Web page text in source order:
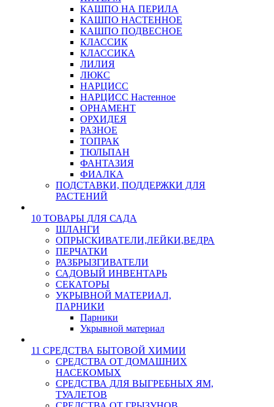
КАШПО НА ПЕРИЛА
КАШПО НАСТЕННОЕ
КАШПО ПОДВЕСНОЕ
КЛАССИК
КЛАССИКА
ЛИЛИЯ
ЛЮКС
НАРЦИСС
НАРЦИСС Настенное
ОРНАМЕНТ
ОРХИДЕЯ
РАЗНОЕ
ТОПРАК
ТЮЛЬПАН
ФАНТАЗИЯ
ФИАЛКА
ПОДСТАВКИ, ПОДДЕРЖКИ ДЛЯ
РАСТЕНИЙ
10 ТОВАРЫ ДЛЯ САДА
ШЛАНГИ
ОПРЫСКИВАТЕЛИ,ЛЕЙКИ,ВЕДРА
ПЕРЧАТКИ
РАЗБРЫЗГИВАТЕЛИ
САДОВЫЙ ИНВЕНТАРЬ
СЕКАТОРЫ
УКРЫВНОЙ МАТЕРИАЛ,
ПАРНИКИ
Парники
Укрывной материал
11 СРЕДСТВА БЫТОВОЙ ХИМИИ
СРЕДСТВА ОТ ДОМАШНИХ
НАСЕКОМЫХ
СРЕДСТВА ДЛЯ ВЫГРЕБНЫХ ЯМ,
ТУАЛЕТОВ